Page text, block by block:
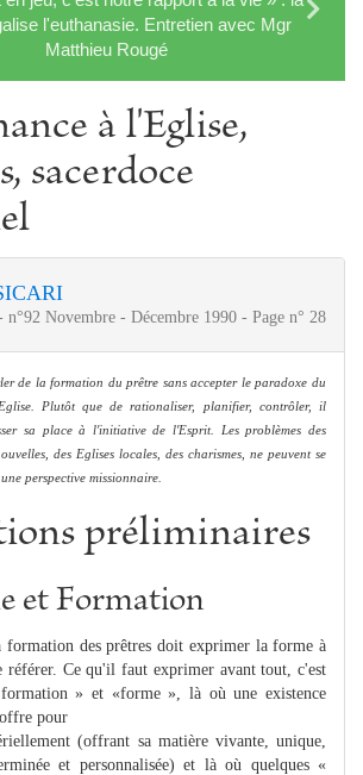
l'euthanasie. Entretien avec Mgr
Matthieu Rougé
à l'Eglise,
sacerdoce
n°92 Novembre - Décembre 1990 - Page n° 28
de la formation du prêtre sans accepter le paradoxe du
Plutôt que de rationaliser, planifier, contrôler, il
sa place à l'initiative de l'Esprit. Les problèmes des
des Eglises locales, des charismes, ne peuvent se
perspective missionnaire.
préliminaires
et Formation
formation des prêtres doit exprimer la forme à
référer. Ce qu'il faut exprimer avant tout, c'est
» et «forme », là où une existence
pour
(offrant sa matière vivante, unique,
et personnalisée) et là où quelques «